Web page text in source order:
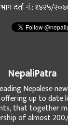
दर्ता नं.: १४२५/
NepaliPatra
Nepalese
up to date
that together
of almost